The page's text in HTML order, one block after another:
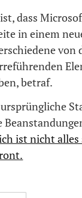
dass
in einem
von
betraf.
ist nicht alles